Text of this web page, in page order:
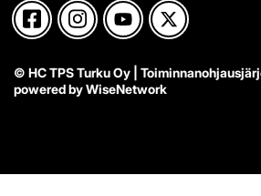
© HC TPS Turku Oy |
powered byWiseNetwork